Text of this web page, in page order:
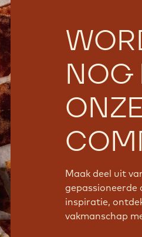
NOG
Maak deel uit
gepassioneerde
inspiratie,
vakmanschap